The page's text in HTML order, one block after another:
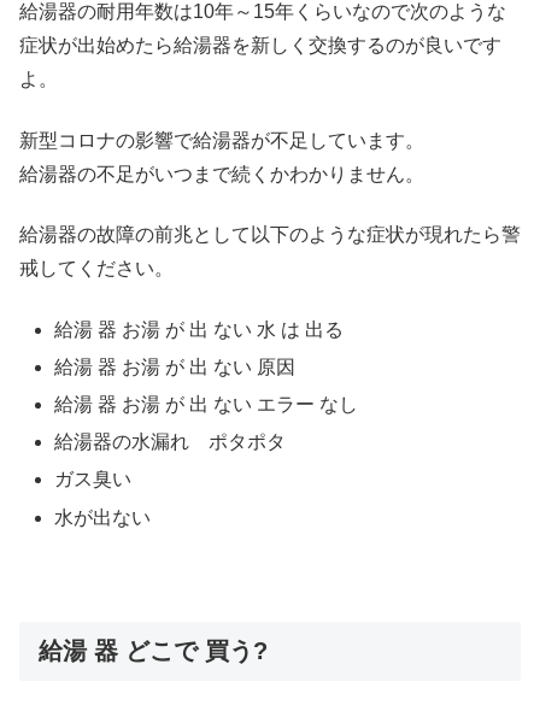
給湯器の耐用年数は10年～15年くらいなので次のような
症状が出始めたら給湯器を新しく交換するのが良いです
よ。
新型コロナの影響で給湯器が不足しています。
給湯器の不足がいつまで続くかわかりません。
給湯器の故障の前兆として以下のような症状が現れたら警
戒してください。
給湯 器 お湯 が 出 ない 水 は 出る
給湯 器 お湯 が 出 ない 原因
給湯 器 お湯 が 出 ない エラー なし
給湯器の水漏れ ポタポタ
ガス臭い
水が出ない
給湯 器 どこで 買う?